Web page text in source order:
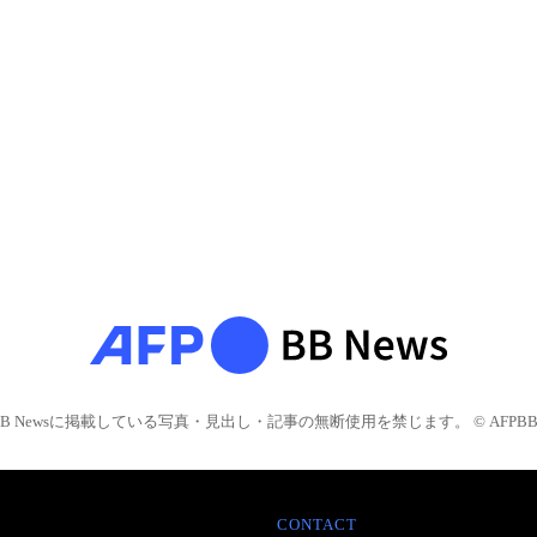
Newsに掲載している写真・見出し・記事の無断使用を禁じます。 © AFPBB
CONTACT